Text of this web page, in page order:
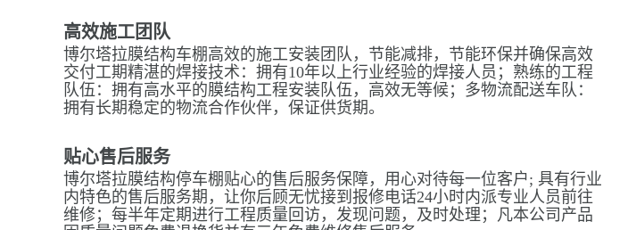
高效施工团队
博尔塔拉膜结构车棚高效的施工安装团队，节能减排，节能环保并确保高效
交付工期精湛的焊接技术：拥有10年以上行业经验的焊接人员；熟练的工程
队伍：拥有高水平的膜结构工程安装队伍，高效无等候；多物流配送车队：
拥有长期稳定的物流合作伙伴，保证供货期。
贴心售后服务
博尔塔拉膜结构停车棚贴心的售后服务保障，用心对待每一位客户; 具有行业
内特色的售后服务期，让你后顾无忧接到报修电话24小时内派专业人员前往
维修；每半年定期进行工程质量回访，发现问题，及时处理；凡本公司产品